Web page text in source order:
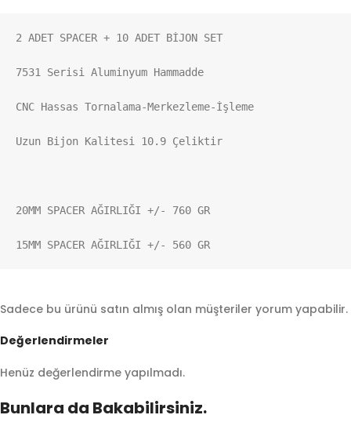
2 ADET SPACER + 10 ADET BİJON SET
7531 Serisi Aluminyum Hammadde
CNC Hassas Tornalama-Merkezleme-İşleme
Uzun Bijon Kalitesi 10.9 Çeliktir
20MM SPACER AĞIRLIĞI +/- 760 GR
15MM SPACER AĞIRLIĞI +/- 560 GR
Değerlendirmeler
Henüz değerlendirme yapılmadı.
Sadece bu ürünü satın almış olan müşteriler yorum yapabilir.
Bunlara da Bakabilirsiniz.